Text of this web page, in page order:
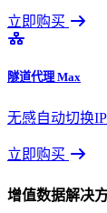
立即购买
隧道代理 Max
无感自动切换
立即购买
增值数据解决